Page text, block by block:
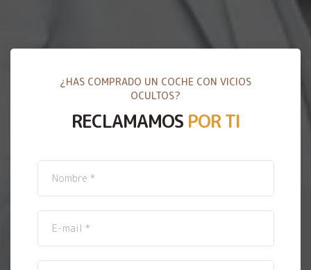
¿HAS COMPRADO UN COCHE CON VICIOS
OCULTOS?
RECLAMAMOS POR TI